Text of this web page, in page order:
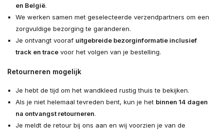
en België.
We werken samen met geselecteerde verzendpartners om een
zorgvuldige bezorging te garanderen.
Je ontvangt vooraf uitgebreide bezorginformatie inclusief
track en tracevoor het volgen van je bestelling.
Retourneren mogelijk
Je hebt de tijd om het wandkleed rustig thuis te bekijken.
Als je niet helemaal tevreden bent, kun je het binnen 14 dagen
na ontvangst retourneren.
Je meldt de retour bij ons aan en wij voorzien je van de